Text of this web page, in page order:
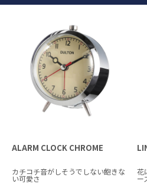
ALARM CLOCK CHROME
カチコチ音がしそうでしない飽きな
い可愛さ
花
ー